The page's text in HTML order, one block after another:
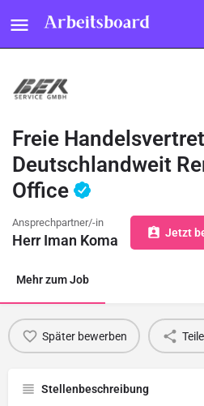
Freie
Deutschlandweit
Office
Ansprechpartner/-in
Herr Iman Koma Jetzt
Mehr zum Job
Später bewerben
Stellenbeschreibung